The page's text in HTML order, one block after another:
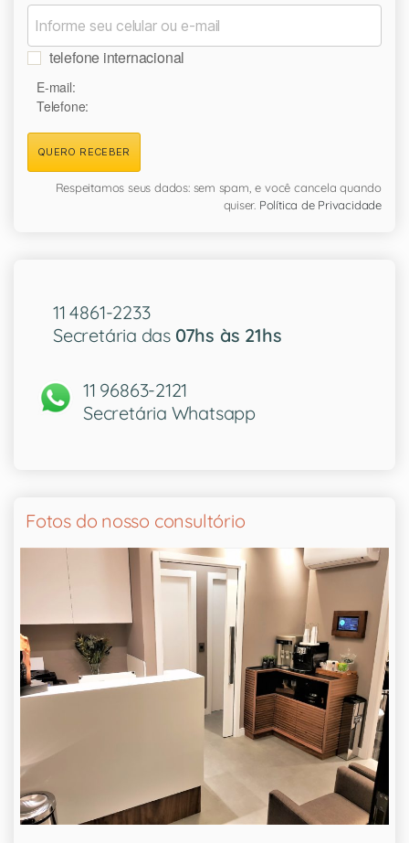
telefone internacional
E-mail:
Telefone:
QUERO RECEBER
Respeitamos seus dados: sem spam, e você cancela quando
quiser. Política de Privacidade
11 4861-2233
Secretária das 07hs às 21hs
11 96863-2121
Secretária Whatsapp
Fotos do nosso consultório